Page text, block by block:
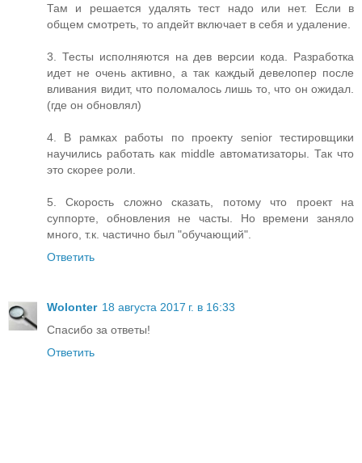
Там и решается удалять тест надо или нет. Если в
общем смотреть, то апдейт включает в себя и удаление.
3. Тесты исполняются на дев версии кода. Разработка
идет не очень активно, а так каждый девелопер после
вливания видит, что поломалось лишь то, что он ожидал.
(где он обновлял)
4. В рамках работы по проекту senior тестировщики
научились работать как middle автоматизаторы. Так что
это скорее роли.
5. Скорость сложно сказать, потому что проект на
суппорте, обновления не часты. Но времени заняло
много, т.к. частично был "обучающий".
Ответить
Wolonter 18 августа 2017 г. в 16:33
Спасибо за ответы!
Ответить